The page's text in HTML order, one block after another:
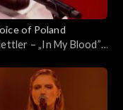
of Poland
– „In My Blood”,
2025